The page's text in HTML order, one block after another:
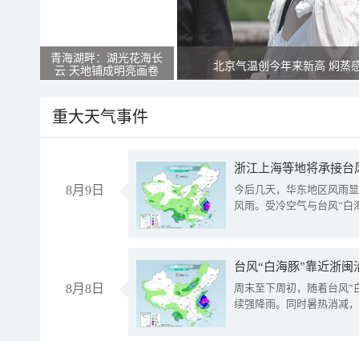
青海湖畔：湖光花海长
云 天地铺成明亮画卷
北京气温创今年来新高 焖蒸
重大天气事件
8月9日
浙江上海等地将承接台
今后几天，华东地区风雨
风雨。受冷空气与台风“白
8月8日
台风“白海豚”靠近浙
周末至下周初，随着台风“
续强降雨。同时暑热消减